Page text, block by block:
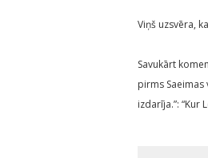
Viņš uzsvēra,
Savukārt
pirms
izdarīja.”: “Kur